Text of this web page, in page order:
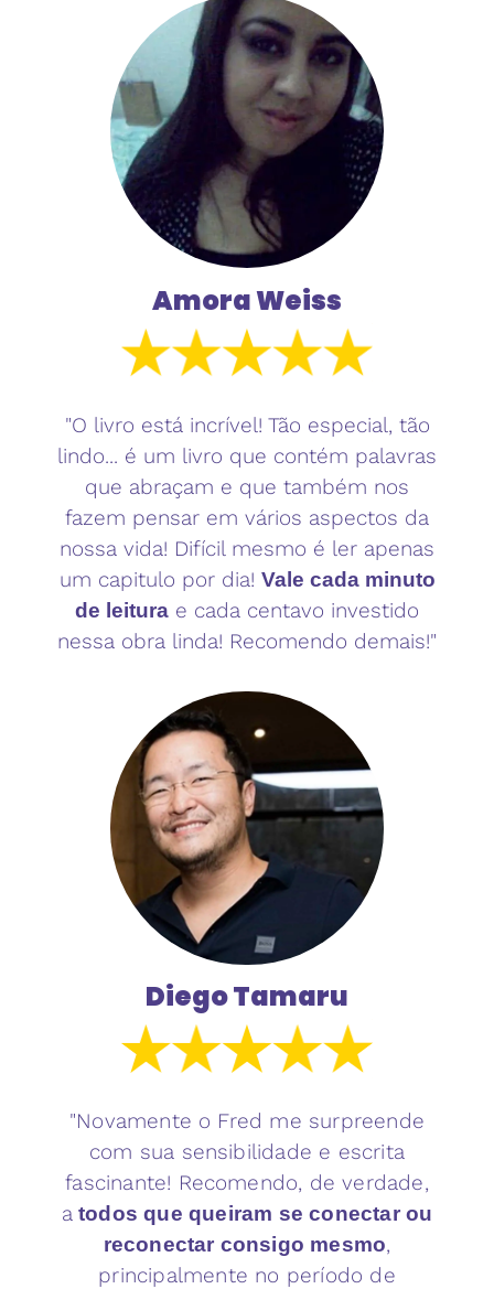
Amora Weiss
"O livro está incrível! Tão especial, tão
lindo... é um livro que contém palavras
que abraçam e que também nos
fazem pensar em vários aspectos da
nossa vida! Difícil mesmo é ler apenas
um capitulo por dia! Vale cada minuto
de leitura e cada centavo investido
nessa obra linda! Recomendo demais!"
Diego Tamaru
"Novamente o Fred me surpreende
com sua sensibilidade e escrita
fascinante! Recomendo, de verdade,
a todos que queiram se conectar ou
reconectar consigo mesmo,
principalmente no período de